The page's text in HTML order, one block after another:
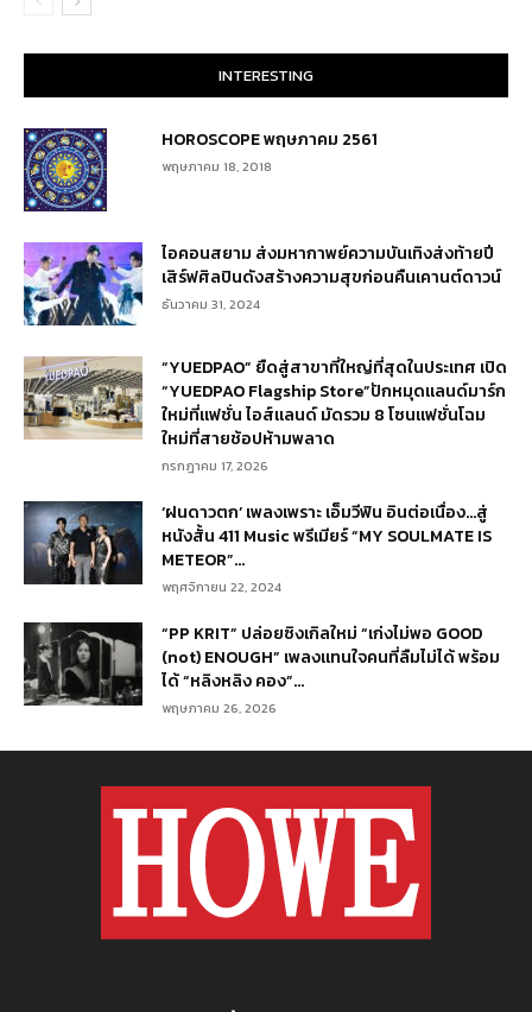
INTERESTING
HOROSCOPE พฤษภาคม 2561
พฤษภาคม 18, 2018
ไอคอนสยาม ส่งมหากาพย์ความบันเทิงส่งท้ายปี
เสิร์ฟศิลปินดังสร้างความสุขก่อนคืนเคานต์ดาวน์
ธันวาคม 31, 2024
“YUEDPAO” ยืดสู่สาขาที่ใหญ่ที่สุดในประเทศ เปิด
“YUEDPAO Flagship Store”ปักหมุดแลนด์มาร์ก
ใหม่ที่แฟชั่น ไอส์แลนด์ มัดรวม 8 โซนแฟชั่นโฉม
ใหม่ที่สายช้อปห้ามพลาด
กรกฎาคม 17, 2026
‘ฝนดาวตก’ เพลงเพราะ เอ็มวีฟิน อินต่อเนื่อง…สู่
หนังสั้น 411 Music พรีเมียร์ “MY SOULMATE IS
METEOR”...
พฤศจิกายน 22, 2024
“PP KRIT” ปล่อยซิงเกิลใหม่ “เก่งไม่พอ GOOD
(not) ENOUGH” เพลงแทนใจคนที่ลืมไม่ได้ พร้อม
ได้ “หลิงหลิง คอง”...
พฤษภาคม 26, 2026